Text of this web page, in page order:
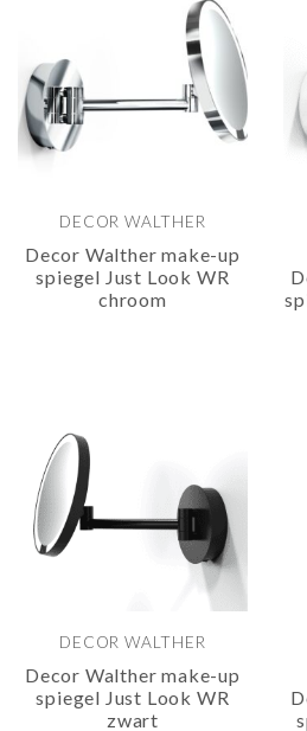
DECOR WALTHER
Decor Walther make-up
spiegel Just Look WR
chroom
DECOR WALTHER
Decor Walther make-up
spiegel Just Look WR
zwart